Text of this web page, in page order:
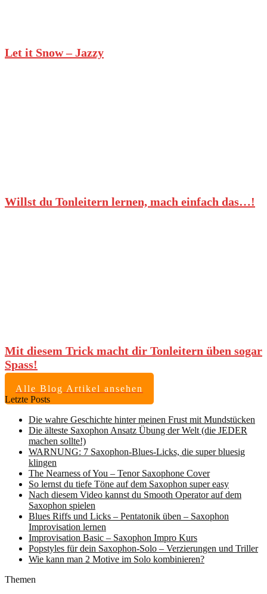
Let it Snow – Jazzy
Willst du Tonleitern lernen, mach einfach das…!
Mit diesem Trick macht dir Tonleitern üben sogar
Spass!
Alle Blog Artikel ansehen
Letzte Posts
Die wahre Geschichte hinter meinen Frust mit Mundstücken
Die älteste Saxophon Ansatz Übung der Welt (die JEDER
machen sollte!)
WARNUNG: 7 Saxophon-Blues-Licks, die super bluesig
klingen
The Nearness of You – Tenor Saxophone Cover
So lernst du tiefe Töne auf dem Saxophon super easy
Nach diesem Video kannst du Smooth Operator auf dem
Saxophon spielen
Blues Riffs und Licks – Pentatonik üben – Saxophon
Improvisation lernen
Improvisation Basic – Saxophon Impro Kurs
Popstyles für dein Saxophon-Solo – Verzierungen und Triller
Wie kann man 2 Motive im Solo kombinieren?
Themen